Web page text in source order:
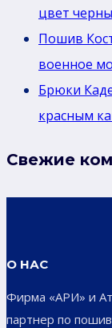
цвет
Пошив
военное
Брюки
красным
Свежие
О НАС
Фирма «АРИ» и
партнер по